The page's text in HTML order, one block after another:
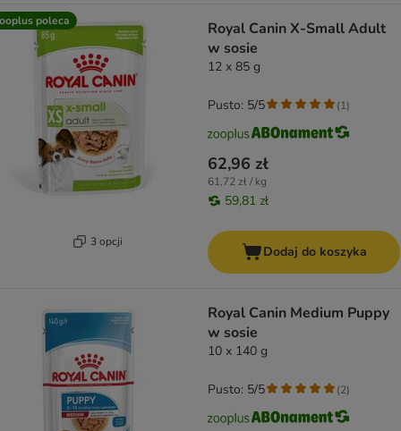
poleca
3 opcji
Royal Canin X-Small Adult
w sosie
12 x 85 g
62,96 zł
61,72 zł / kg
59,81 zł
Pusto: 5/5 (1)
Dodaj do koszyka
Royal Canin Medium Puppy
w sosie
10 x 140 g
Pusto: 5/5 (2)